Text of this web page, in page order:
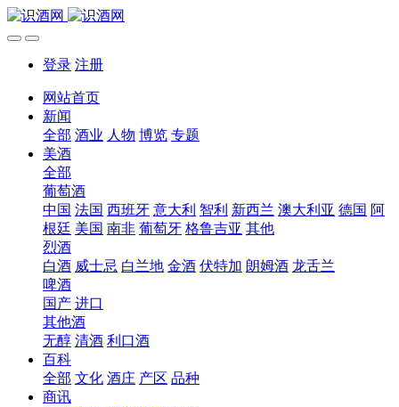
登录 注册
网站首页
新闻
全部 酒业 人物 博览 专题
美酒
全部
葡萄酒
中国 法国 西班牙 意大利 智利 新西兰 澳大利亚 德国 阿
根廷 美国 南非 葡萄牙 格鲁吉亚 其他
烈酒
白酒 威士忌 白兰地 金酒 伏特加 朗姆酒 龙舌兰
啤酒
国产 进口
其他酒
无醇 清酒 利口酒
百科
全部 文化 酒庄 产区 品种
商讯